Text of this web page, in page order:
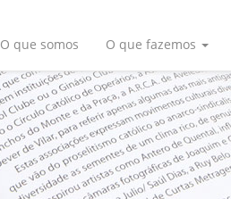
O que somos O que fazemos